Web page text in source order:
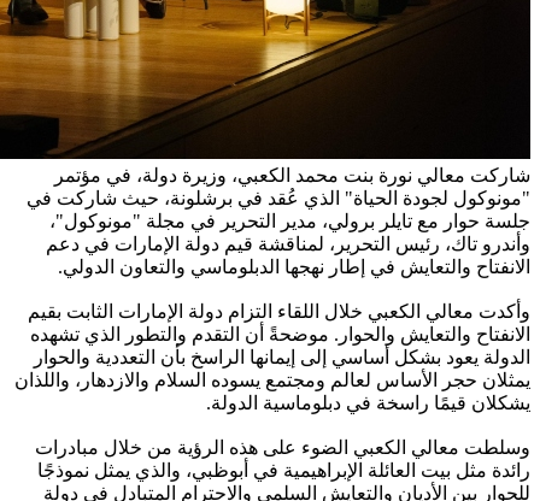
شاركت معالي نورة بنت محمد الكعبي، وزيرة دولة، في مؤتمر
"مونوكول لجودة الحياة" الذي عُقد في برشلونة، حيث شاركت في
جلسة حوار مع تايلر برولي، مدير التحرير في مجلة "مونوكول"،
وأندرو تاك، رئيس التحرير، لمناقشة قيم دولة الإمارات في دعم
الانفتاح والتعايش في إطار نهجها الدبلوماسي والتعاون الدولي.
وأكدت معالي الكعبي خلال اللقاء التزام دولة الإمارات الثابت بقيم
الانفتاح والتعايش والحوار. موضحةً أن التقدم والتطور الذي تشهده
الدولة يعود بشكل أساسي إلى إيمانها الراسخ بأن التعددية والحوار
يمثلان حجر الأساس لعالم ومجتمع يسوده السلام والازدهار، واللذان
يشكلان قيمًا راسخة في دبلوماسية الدولة.
وسلطت معالي الكعبي الضوء على هذه الرؤية من خلال مبادرات
رائدة مثل بيت العائلة الإبراهيمية في أبوظبي، والذي يمثل نموذجًا
للحوار بين الأديان والتعايش السلمي والاحترام المتبادل في دولة